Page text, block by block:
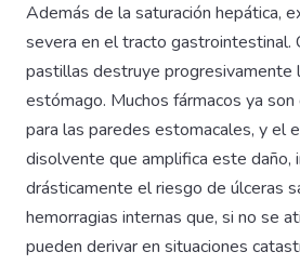
Además de la saturación hepática,
severa en el tracto gastrointestinal.
pastillas destruye progresivamente
estómago. Muchos fármacos ya
para las paredes estomacales, y el
disolvente que amplifica este daño,
drásticamente el riesgo de úlceras
hemorragias internas que, si no se
pueden derivar en situaciones